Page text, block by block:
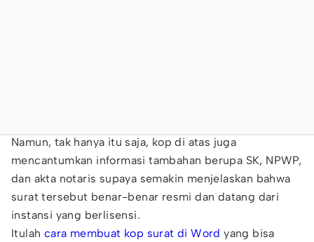
Namun, tak hanya itu saja, kop di atas juga
mencantumkan informasi tambahan berupa SK, NPWP,
dan akta notaris supaya semakin menjelaskan bahwa
surat tersebut benar-benar resmi dan datang dari
instansi yang berlisensi.
Itulah cara membuat kop surat di Word yang bisa